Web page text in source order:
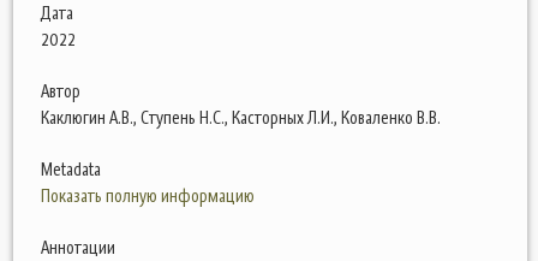
Дата
2022
Автор
Каклюгин А.В., Ступень Н.С., Касторных Л.И., Коваленко В.В.
Metadata
Показать полную информацию
Аннотации